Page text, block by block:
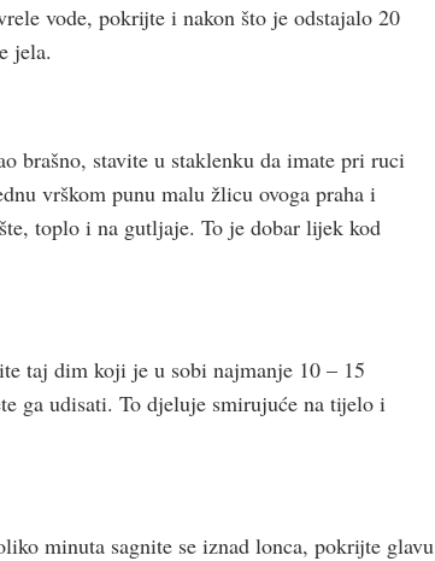
vode, pokrijte i nakon što je odstajalo 20
jela.
brašno, stavite u staklenku da imate pri ruci
vrškom punu malu žlicu ovoga praha i
toplo i na gutljaje. To je dobar lijek kod
taj dim koji je u sobi najmanje 10 – 15
ga udisati. To djeluje smirujuće na tijelo i
minuta sagnite se iznad lonca, pokrijte glavu